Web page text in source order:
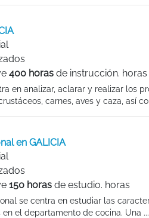
400 horas de instrucción. horas
en analizar, aclarar y realizar los
carnes, aves y caza, así
en GALICIA
150 horas de estudio. horas
se centra en estudiar las
el departamento de cocina. Una ...